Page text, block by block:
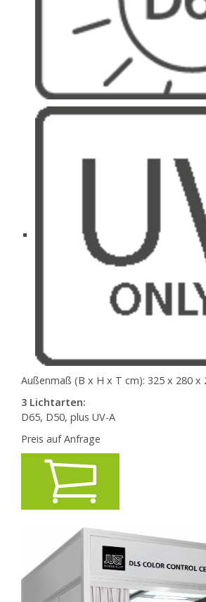
Außenmaß (B x H x T cm): 325 x 280 x
3 Lichtarten:
D65, D50, plus UV-A
Preis auf Anfrage